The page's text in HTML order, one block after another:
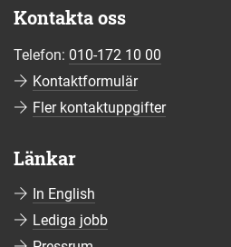
Kontakta oss
Telefon: 010-172 10 00
Kontaktformulär
Fler kontaktuppgifter
Länkar
In English
Lediga jobb